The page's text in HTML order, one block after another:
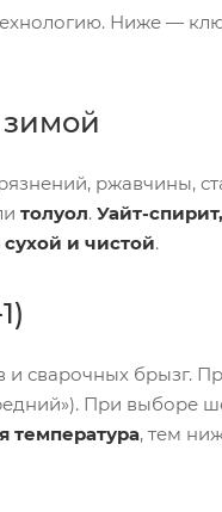
Ниже —
зимой
ржавчины,
толуол. Уайт-
сухой и чистой.
сварочных брызг.
При выборе
температура, тем